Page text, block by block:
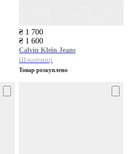
₴ 1 700
₴ 1 600
Calvin Klein Jeans
Шльопанці
Товар розкуплено